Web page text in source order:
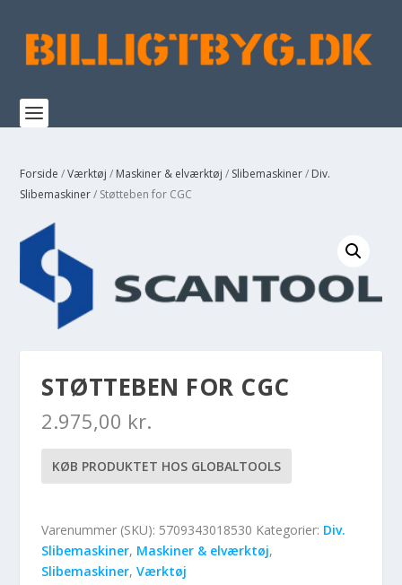
Forside /Værktøj / Maskiner & elværktøj / Slibemaskiner/ Div.
Slibemaskiner/ Støtteben for CGC
STØTTEBEN FOR CGC
2.975,00 kr.
KØB PRODUKTET HOS GLOBALTOOLS
Varenummer (SKU): 5709343018530 Kategorier: Div.
Slibemaskiner, Maskiner & elværktøj,
Slibemaskiner,Værktøj